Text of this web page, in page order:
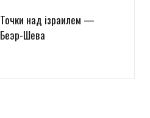
Точки над iзраилем —
Беэр-Шева